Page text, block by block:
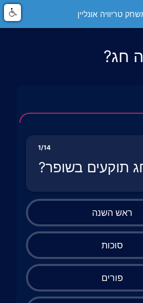
טריוויה אונליין
חג?
1/14
תוקעים בשופר?
ראש השנה
סוכות
פורים